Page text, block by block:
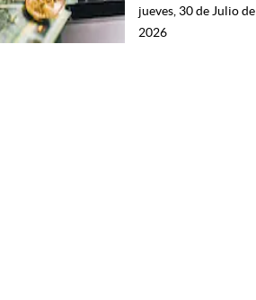
jueves, 30 de Julio de
2026